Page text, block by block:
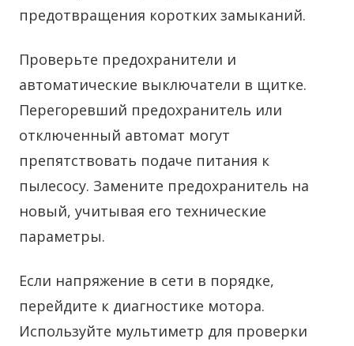
предотвращения коротких замыканий.
Проверьте предохранители и
автоматические выключатели в щитке.
Перегоревший предохранитель или
отключенный автомат могут
препятствовать подаче питания к
пылесосу. Замените предохранитель на
новый, учитывая его технические
параметры.
Если напряжение в сети в порядке,
перейдите к диагностике мотора.
Используйте мультиметр для проверки